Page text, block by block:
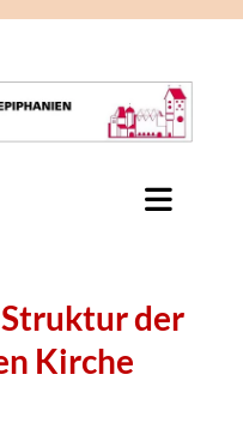
der
Kirche